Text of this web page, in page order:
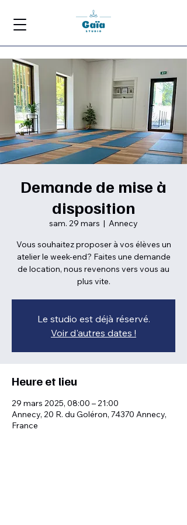
Demande de mise à
disposition
sam. 29 mars
  |
Annecy
Vous souhaitez proposer à vos élèves un
atelier le week-end? Faites une demande
de location, nous revenons vers vous au
plus vite.
Le studio est déjà réservé.
Voir d'autres dates !
Heure et lieu
29 mars 2025, 08:00 – 21:00
Annecy, 20 R. du Goléron, 74370 Annecy,
France